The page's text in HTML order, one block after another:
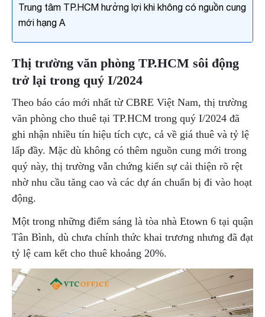
Trung tâm TP.HCM hưởng lợi khi không có nguồn cung
mới hạng A
Thị trường văn phòng TP.HCM sôi động
trở lại trong quý I/2024
Theo báo cáo mới nhất từ CBRE Việt Nam, thị trường
văn phòng cho thuê tại TP.HCM trong quý I/2024 đã
ghi nhận nhiều tín hiệu tích cực, cả về giá thuê và tỷ lệ
lấp đầy. Mặc dù không có thêm nguồn cung mới trong
quý này, thị trường vẫn chứng kiến sự cải thiện rõ rệt
nhờ nhu cầu tăng cao và các dự án chuẩn bị đi vào hoạt
động.
Một trong những điểm sáng là tòa nhà Etown 6 tại quận
Tân Bình, dù chưa chính thức khai trương nhưng đã đạt
tỷ lệ cam kết cho thuê khoảng 20%.
Gửi yêu cầu